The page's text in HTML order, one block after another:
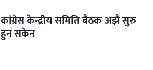
कांग्रेस केन्द्रीय समिति बैठक अझै सुरु
हुन सकेन